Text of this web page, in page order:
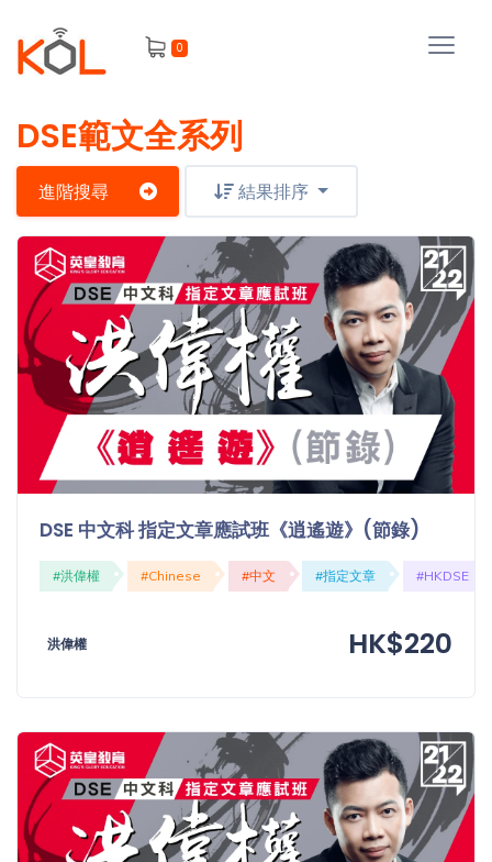
0
進
階
尋
主
題
課
程
免費
(19)
收費
會
員
我
的
課
程
我
重
設
密
碼
DSE範文全系列
進階搜尋 結果排序
DSE 中文科 指定文章應試班《逍遙遊》(節錄)
#洪偉權 #Chinese #中文 #指定文章 #HKDSE
洪偉權 HK$220